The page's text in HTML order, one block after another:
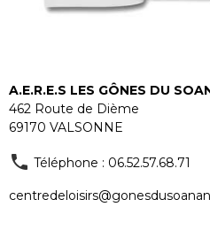
A.E.R.E.S LES GÔNES DU
462 Route de Dième
69170 VALSONNE
Téléphone : 06.52.57.68.71